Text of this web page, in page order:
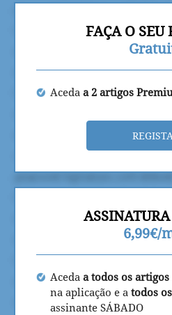
FAÇA O SEU
Aceda a 2 artigos
6,99€/
Aceda a todos os
na aplicação e a todos
assinante SÁBADO